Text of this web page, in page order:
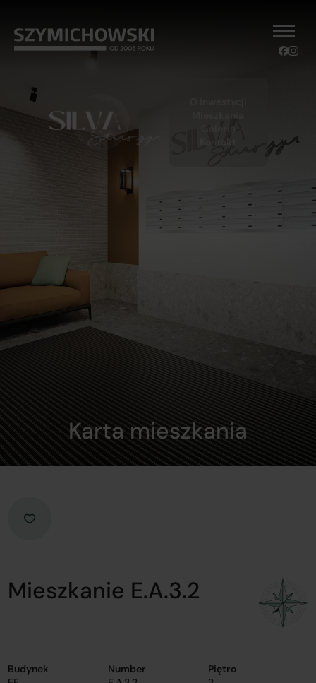
Galeria
Kontakt
Karta mieszkania
Mieszkanie E.A.3.2
Budynek
Number
Piętro